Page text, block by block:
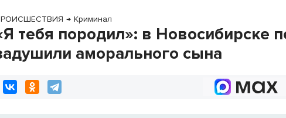
→ Криминал
тебя породил»: в Новосибирске
аморального сына